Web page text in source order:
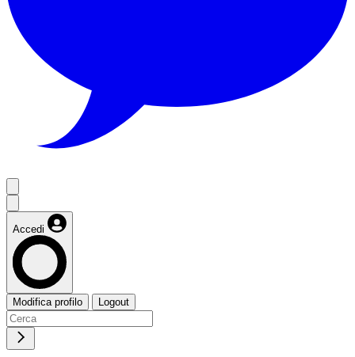
Accedi
Modifica profilo Logout